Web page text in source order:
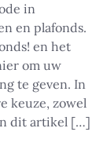
in
en plafonds.
en het
om uw
te geven. In
keuze, zowel
dit artikel […]